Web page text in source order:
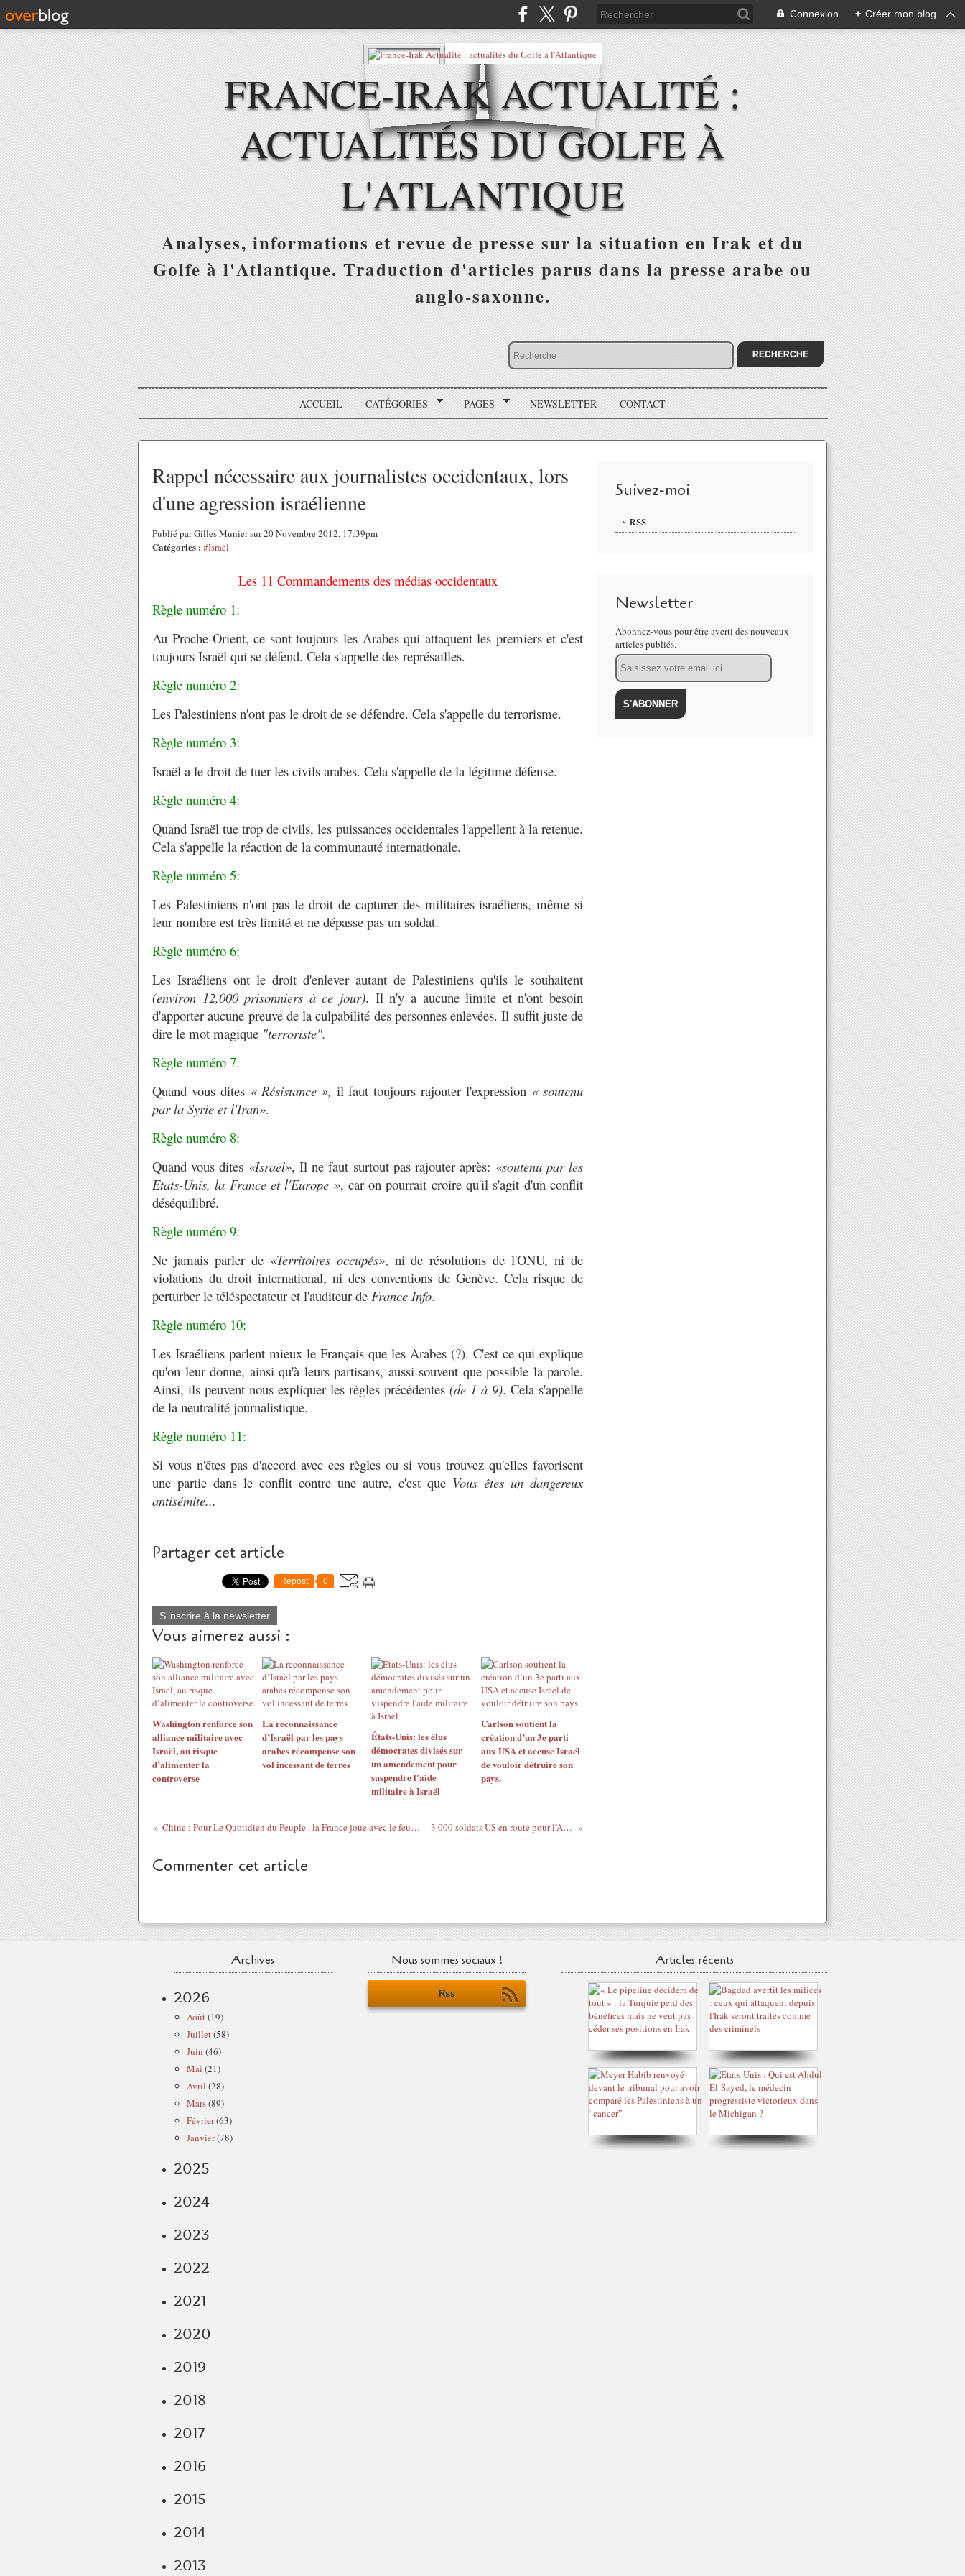
Connexion + Créer mon blog
FRANCE-IRAK ACTUALITÉ :
ACTUALITÉS DU GOLFE À
L'ATLANTIQUE
Analyses, informations et revue de presse sur la situation en Irak et du
Golfe à l'Atlantique. Traduction d'articles parus dans la presse arabe ou
anglo-saxonne.
ACCUEIL CATÉGORIES PAGES NEWSLETTER CONTACT
Rappel nécessaire aux journalistes occidentaux, lors
d'une agression israélienne
Publié par Gilles Munier sur 20 Novembre 2012, 17:39pm
Catégories : #Israël
Les 11 Commandements des médias occidentaux
Règle numéro 1:
Au Proche-Orient, ce sont toujours les Arabes qui attaquent les premiers et c'est
toujours Israël qui se défend. Cela s'appelle des représailles.
Règle numéro 2:
Les Palestiniens n'ont pas le droit de se défendre. Cela s'appelle du terrorisme.
Règle numéro 3:
Israël a le droit de tuer les civils arabes. Cela s'appelle de la légitime défense.
Règle numéro 4:
Quand Israël tue trop de civils, les puissances occidentales l'appellent à la retenue.
Cela s'appelle la réaction de la communauté internationale.
Règle numéro 5:
Les Palestiniens n'ont pas le droit de capturer des militaires israéliens, même si
leur nombre est très limité et ne dépasse pas un soldat.
Règle numéro 6:
Les Israéliens ont le droit d'enlever autant de Palestiniens qu'ils le souhaitent
(environ 12,000 prisonniers à ce jour). Il n'y a aucune limite et n'ont besoin
d'apporter aucune preuve de la culpabilité des personnes enlevées. Il suffit juste de
dire le mot magique "terroriste".
Règle numéro 7:
Quand vous dites « Résistance », il faut toujours rajouter l'expression « soutenu
par la Syrie et l'Iran».
Règle numéro 8:
Quand vous dites «Israël», Il ne faut surtout pas rajouter après: «soutenu par les
Etats-Unis, la France et l'Europe », car on pourrait croire qu'il s'agit d'un conflit
déséquilibré.
Règle numéro 9:
Ne jamais parler de «Territoires occupés», ni de résolutions de l'ONU, ni de
violations du droit international, ni des conventions de Genève. Cela risque de
perturber le téléspectateur et l'auditeur de France Info.
Règle numéro 10:
Les Israéliens parlent mieux le Français que les Arabes (?). C'est ce qui explique
qu'on leur donne, ainsi qu'à leurs partisans, aussi souvent que possible la parole.
Ainsi, ils peuvent nous expliquer les règles précédentes (de 1 à 9). Cela s'appelle
de la neutralité journalistique.
Règle numéro 11:
Si vous n'êtes pas d'accord avec ces règles ou si vous trouvez qu'elles favorisent
une partie dans le conflit contre une autre, c'est que Vous êtes un dangereux
antisémite...
Partager cet article
Repost 0
S'inscrire à la newsletter
Vous aimerez aussi :
Washington renforce son
alliance militaire avec
Israël, au risque
d’alimenter la
controverse
La reconnaissance
d’Israël par les pays
arabes récompense son
vol incessant de terres
États-Unis: les élus
démocrates divisés sur
un amendement pour
suspendre l'aide
militaire à Israël
Carlson soutient la
création d’un 3e parti
aux USA et accuse Israël
de vouloir détruire son
pays.
Chine : Pour Le Quotidien du Peuple , la France joue avec le feu en Syrie 3 000 soldats US en route pour l’Afrique
Commenter cet article
Suivez-moi
RSS
Newsletter
Abonnez-vous pour être averti des nouveaux
articles publiés.
Email
Archives
2026
Août(19)
Juillet(58)
Juin (46)
Mai (21)
Avril (28)
Mars(89)
Février(63)
Janvier(78)
2025
2024
2023
2022
2021
2020
2019
2018
2017
2016
2015
2014
2013
Nous sommes sociaux !
Rss
Articles récents